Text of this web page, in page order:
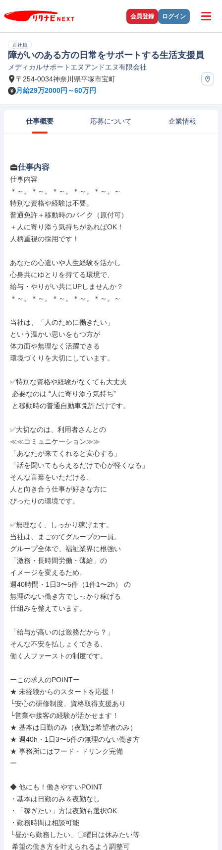
会員登録 ログイン
正社員
障がいのある方の日常をサポートする生活支援員
メディカルサポートエヌアンドエヌ有限会社
〒254-0034神奈川県平塚市宝町
月給29万2000円～60万円
仕事概要 応募について 企業情報
仕事内容
仕事内容
＊～。＊～。＊～。＊～。＊～。～
特別な資格や経験は不要。
普通免許＋移動時のバイク（原付可）
＋人に寄り添う気持ちがあればOK！
人柄重視の採用です！
あなたの心遣いや人生経験を活かし
心身共にゆとりを持てる環境で、
給与・やりがい共にUPしませんか？
＊～。＊～。＊～。＊～。＊～。～
当社は、「人のために働きたい」
という温かい思いをもつ方が
体力面や無理なく活躍できる
環境づくりを大切にしています。
✅特別な資格や経験がなくても大丈夫
✅大切なのは、利用者さんとの
≪≪コミュニケーション≫≫
「あなたが来てくれると安心する」
「話を聞いてもらえるだけで心が軽くなる」
そんな言葉をいただける、
人と向き合う仕事が好きな方に
ぴったりの環境です。
✅無理なく、しっかり稼げます。
当社は、まごのてグループの一員。
グループ全体で、福祉業界に根強い
「激務・長時間労働・薄給」の
イメージを変えるため、
週40時間・1日3〜5件（1件1〜2h） の
無理のない働き方でしっかり稼げる
仕組みを整えています。
「給与が高いのは激務だから？」
そんな不安を払しょくできる、
働く人ファーストの制度です。
ーこの求人のPOINTー
★ 未経験からのスタートを応援！
└安心の研修制度、資格取得支援あり
└営業や接客の経験が活かせます！
★ 基本は日勤のみ（夜勤は希望者のみ）
★ 週40h・1日3〜5件の無理のない働き方
★ 事務所にはフード・ドリンク完備
ー
◆ 他にも！働きやすいPOINT
・基本は日勤のみ＆夜勤なし
・「稼ぎたい」方は夜勤も選択OK
・勤務時間は相談可能
└昼から勤務したい、〇曜日は休みたい等